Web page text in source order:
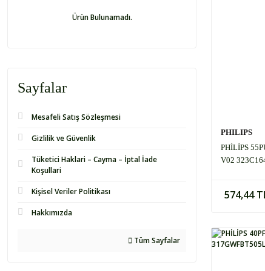
Ürün Bulunamadı.
Sayfalar
Mesafeli Satış Sözleşmesi
Gizlilik ve Güvenlik
Tüketici Haklari – Cayma – İptal İade
Koşullari
Kişisel Veriler Politikası
Hakkımızda
Tüm Sayfalar
PHILIPS
PHİLİPS
V02
574,44